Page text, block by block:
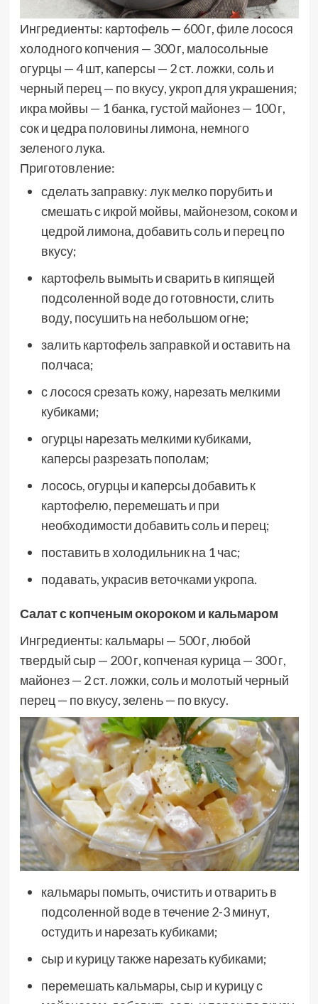
Ингредиенты: картофель — 600 г, филе лосося
холодного копчения — 300 г, малосольные
огурцы — 4 шт, каперсы — 2 ст. ложки, соль и
черный перец — по вкусу, укроп для украшения;
икра мойвы — 1 банка, густой майонез — 100 г,
сок и цедра половины лимона, немного
зеленого лука.
Приготовление:
сделать заправку: лук мелко порубить и
смешать с икрой мойвы, майонезом, соком и
цедрой лимона, добавить соль и перец по
вкусу;
картофель вымыть и сварить в кипящей
подсоленной воде до готовности, слить
воду, посушить на небольшом огне;
залить картофель заправкой и оставить на
полчаса;
с лосося срезать кожу, нарезать мелкими
кубиками;
огурцы нарезать мелкими кубиками,
каперсы разрезать пополам;
лосось, огурцы и каперсы добавить к
картофелю, перемешать и при
необходимости добавить соль и перец;
поставить в холодильник на 1 час;
подавать, украсив веточками укропа.
Салат с копченым окороком и кальмаром
Ингредиенты: кальмары — 500 г, любой
твердый сыр — 200 г, копченая курица — 300 г,
майонез — 2 ст. ложки, соль и молотый черный
перец — по вкусу, зелень — по вкусу.
кальмары помыть, очистить и отварить в
подсоленной воде в течение 2-3 минут,
остудить и нарезать кубиками;
сыр и курицу также нарезать кубиками;
перемешать кальмары, сыр и курицу с